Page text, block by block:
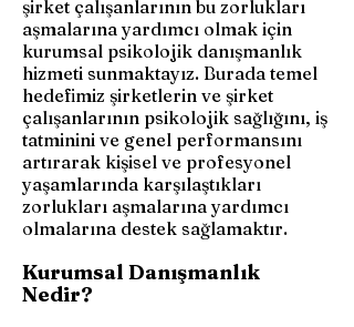
şirket çalışanlarının bu zorlukları
aşmalarına yardımcı olmak için
kurumsal psikolojik danışmanlık
hizmeti sunmaktayız. Burada temel
hedefimiz şirketlerin ve şirket
çalışanlarının psikolojik sağlığını, iş
tatminini ve genel performansını
artırarak kişisel ve profesyonel
yaşamlarında karşılaştıkları
zorlukları aşmalarına yardımcı
olmalarına destek sağlamaktır.
Kurumsal Danışmanlık
Nedir?